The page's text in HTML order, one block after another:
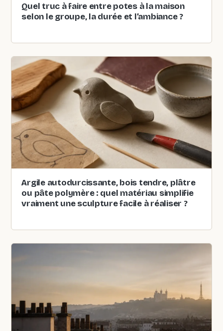
Quel truc à faire entre potes à la maison
selon le groupe, la durée et l’ambiance ?
Argile autodurcissante, bois tendre, plâtre
ou pâte polymère : quel matériau simplifie
vraiment une sculpture facile à réaliser ?